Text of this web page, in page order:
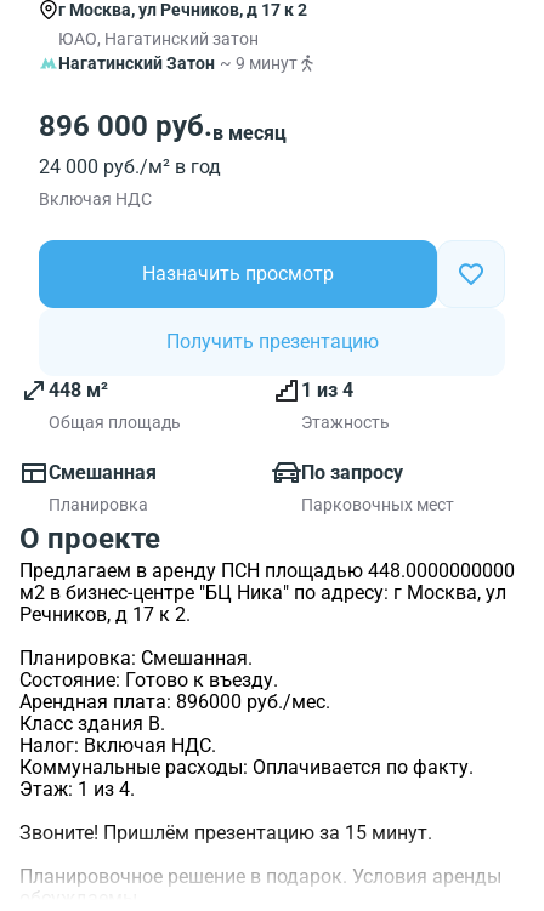
г Москва, ул Речников, д 17 к 2
ЮАО, Нагатинский затон
Нагатинский Затон ~ 9 минут
896 000 руб.в месяц
24 000 руб./м² в год
Включая НДС
Назначить просмотр
Получить презентацию
448 м²
Общая площадь
1 из 4
Этажность
Смешанная
Планировка
По запросу
Парковочных мест
О проекте
Предлагаем в аренду ПСН площадью 448.0000000000
м2 в бизнес-центре "БЦ Ника" по адресу: г Москва, ул
Речников, д 17 к 2.
Планировка: Смешанная.
Состояние: Готово к въезду.
Арендная плата: 896000 руб./мес.
Класс здания B.
Налог: Включая НДС.
Коммунальные расходы: Оплачивается по факту.
Этаж: 1 из 4.
Звоните! Пришлём презентацию за 15 минут.
Планировочное решение в подарок. Условия аренды
обсуждаемы.